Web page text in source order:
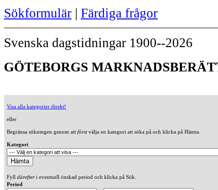
Sökformulär | Färdiga frågor
Svenska dagstidningar 1900--2026
GÖTEBORGS
Visa alla kategorier direkt!
eller
Begränsa sökningen genom att förstvälja en kategori att söka på och klicka på Hämta.
Kategori
Fyll därefteri eventuell önskad period och klicka på Sök.
Period